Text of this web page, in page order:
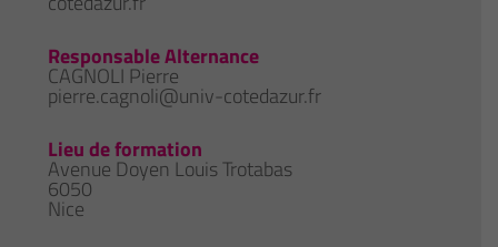
Responsable Alternance
CAGNOLI Pierre
pierre.cagnoli@univ-cotedazur.fr
Lieu de formation
Avenue Doyen Louis Trotabas
6050
Nice